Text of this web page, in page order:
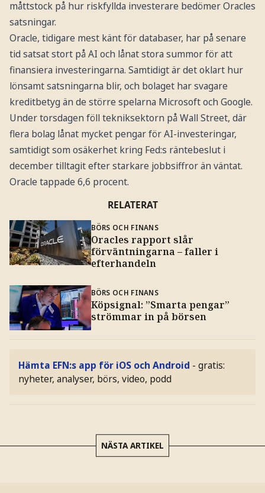
måttstock på hur riskfyllda investerare bedömer Oracles
satsningar.
Oracle, tidigare mest känt för databaser, har på senare
tid satsat stort på AI och lånat stora summor för att
finansiera investeringarna. Samtidigt är det oklart hur
lönsamt satsningarna blir, och bolaget har svagare
kreditbetyg än de större spelarna Microsoft och Google.
Under torsdagen föll tekniksektorn på Wall Street, där
flera bolag lånat mycket pengar för AI-investeringar,
samtidigt som osäkerhet kring Fed:s räntebeslut i
december tilltagit efter starkare jobbsiffror än väntat.
Oracle tappade 6,6 procent.
RELATERAT
BÖRS OCH FINANS
Oracles rapport slår
förväntningarna – faller i
efterhandeln
BÖRS OCH FINANS
Köpsignal: ”Smarta pengar”
strömmar in på börsen
Hämta EFN:s app för iOS och Android - gratis:
nyheter, analyser, börs, video, podd
NÄSTA ARTIKEL